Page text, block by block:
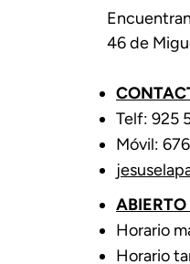
46 de
Telf: 925
Móvil:
Horario
Horario